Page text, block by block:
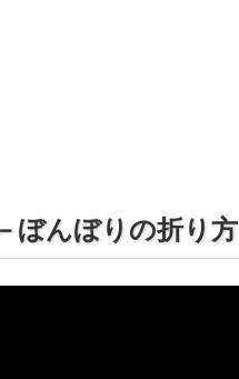
んぼりの折り方